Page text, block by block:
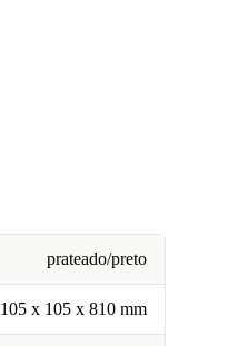
prateado/preto
105 x 105 x 810 mm